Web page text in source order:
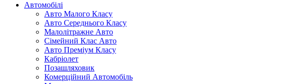
Автомобілі
Авто Малого Класу
Авто Середнього Класу
Малолітражне Авто
Сімейний Клас Авто
Авто Преміум Класу
Кабріолет
Позашляховик
Комерційний Автомобіль